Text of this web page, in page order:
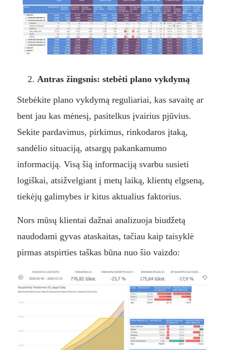
Antras žingsnis: stebėti plano vykdymą
Stebėkite plano vykdymą reguliariai, kas savaitę ar
bent jau kas mėnesį, pasitelkus įvairius pjūvius.
Sekite pardavimus, pirkimus, rinkodaros įtaką,
sandėlio situaciją, atsargų pakankamumo
informaciją. Visą šią informaciją svarbu susieti
logiškai, atsižvelgiant į metų laiką, klientų elgseną,
tiekėjų galimybes ir kitus aktualius faktorius.
Nors mūsų klientai dažnai analizuoja biudžetą
naudodami gyvas ataskaitas, tačiau kaip taisyklė
pirmas atspirties taškas būna nuo šio vaizdo: